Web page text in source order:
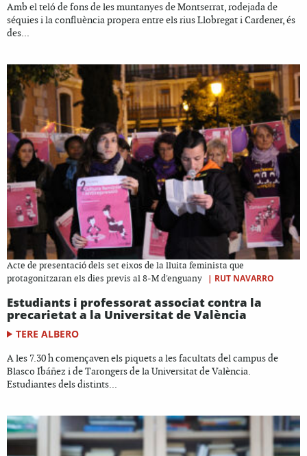
Amb el teló de fons de les muntanyes de Montserrat, rodejada de
séquies i la confluència propera entre els rius Llobregat i Cardener, és
des...
Acte de presentació dels set eixos de la lluita feminista que
protagonitzaran els dies previs al 8-M d'enguany
| RUT NAVARRO
Estudiants i professorat associat contra la
precarietat a la Universitat de València
TERE ALBERO
A les 7.30 h començaven els piquets a les facultats del campus de
Blasco Ibáñez i de Tarongers de la Universitat de València.
Estudiantes dels distints...